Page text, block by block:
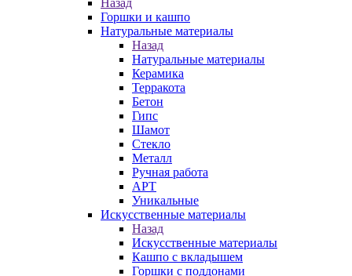
Горшки и кашпо
Натуральные материалы
Назад
Натуральные материалы
Керамика
Терракота
Бетон
Гипс
Шамот
Стекло
Металл
Ручная работа
АРТ
Уникальные
Искусственные материалы
Назад
Искусственные материалы
Кашпо с вкладышем
Горшки с поддонами